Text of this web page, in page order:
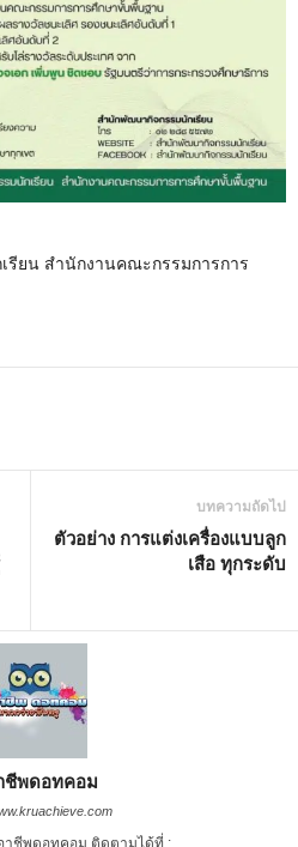
ยน สำนักงานคณะกรรมการการ
บทความถัดไป
ตัวอย่าง การแต่งเครื่องแบบลูก
เสือ ทุกระดับ
ชีพดอทคอม
าชีพดอทคอม ติดตามได้ที่ :